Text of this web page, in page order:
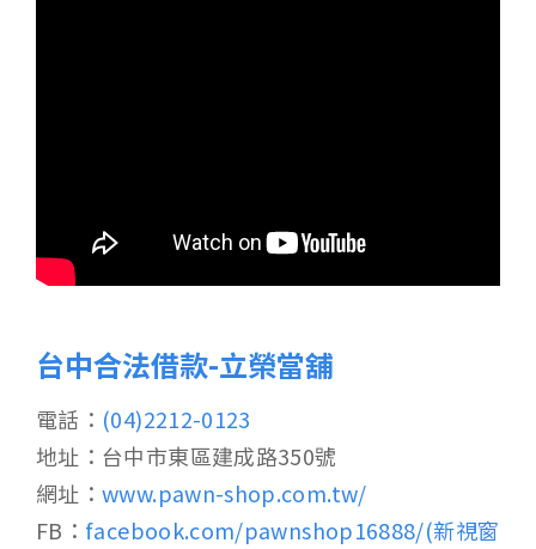
台中合法借款-立榮當舖
電話： (04)2212-0123
地址：台中市東區建成路350號
網址：www.pawn-shop.com.tw/
FB： facebook.com/pawnshop16888/(新視窗